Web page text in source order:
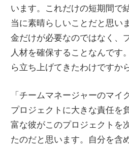
います。これだけの短期間で
当に素晴らしいことだと思い
金だけが必要なのではなく、
人材を確保することなんです
ら立ち上げてきたわけですか
「チームマネージャーのマイ
プロジェクトに大きな責任を
富な彼がこのプロジェクトを
たのだと思います。自分を含